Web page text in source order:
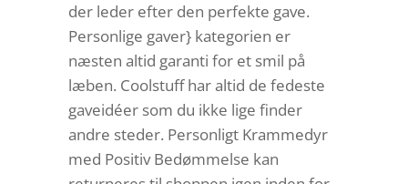
der leder efter den perfekte gave.
Personlige gaver} kategorien er
næsten altid garanti for et smil på
læben. Coolstuff har altid de fedeste
gaveidéer som du ikke lige finder
andre steder. Personligt Krammedyr
med Positiv Bedømmelse kan